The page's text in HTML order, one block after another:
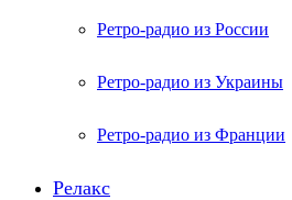
Ретро-радио из России
Ретро-радио из Украины
Ретро-радио из Франции
Релакс